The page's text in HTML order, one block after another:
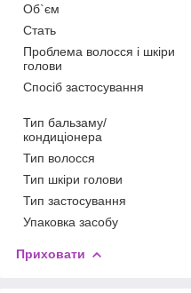
Об`єм
Стать
Проблема волосся і шкіри
голови
Спосіб застосування
Тип бальзаму/
кондиціонера
Тип волосся
Тип шкіри голови
Тип застосування
Упаковка засобу
Приховати